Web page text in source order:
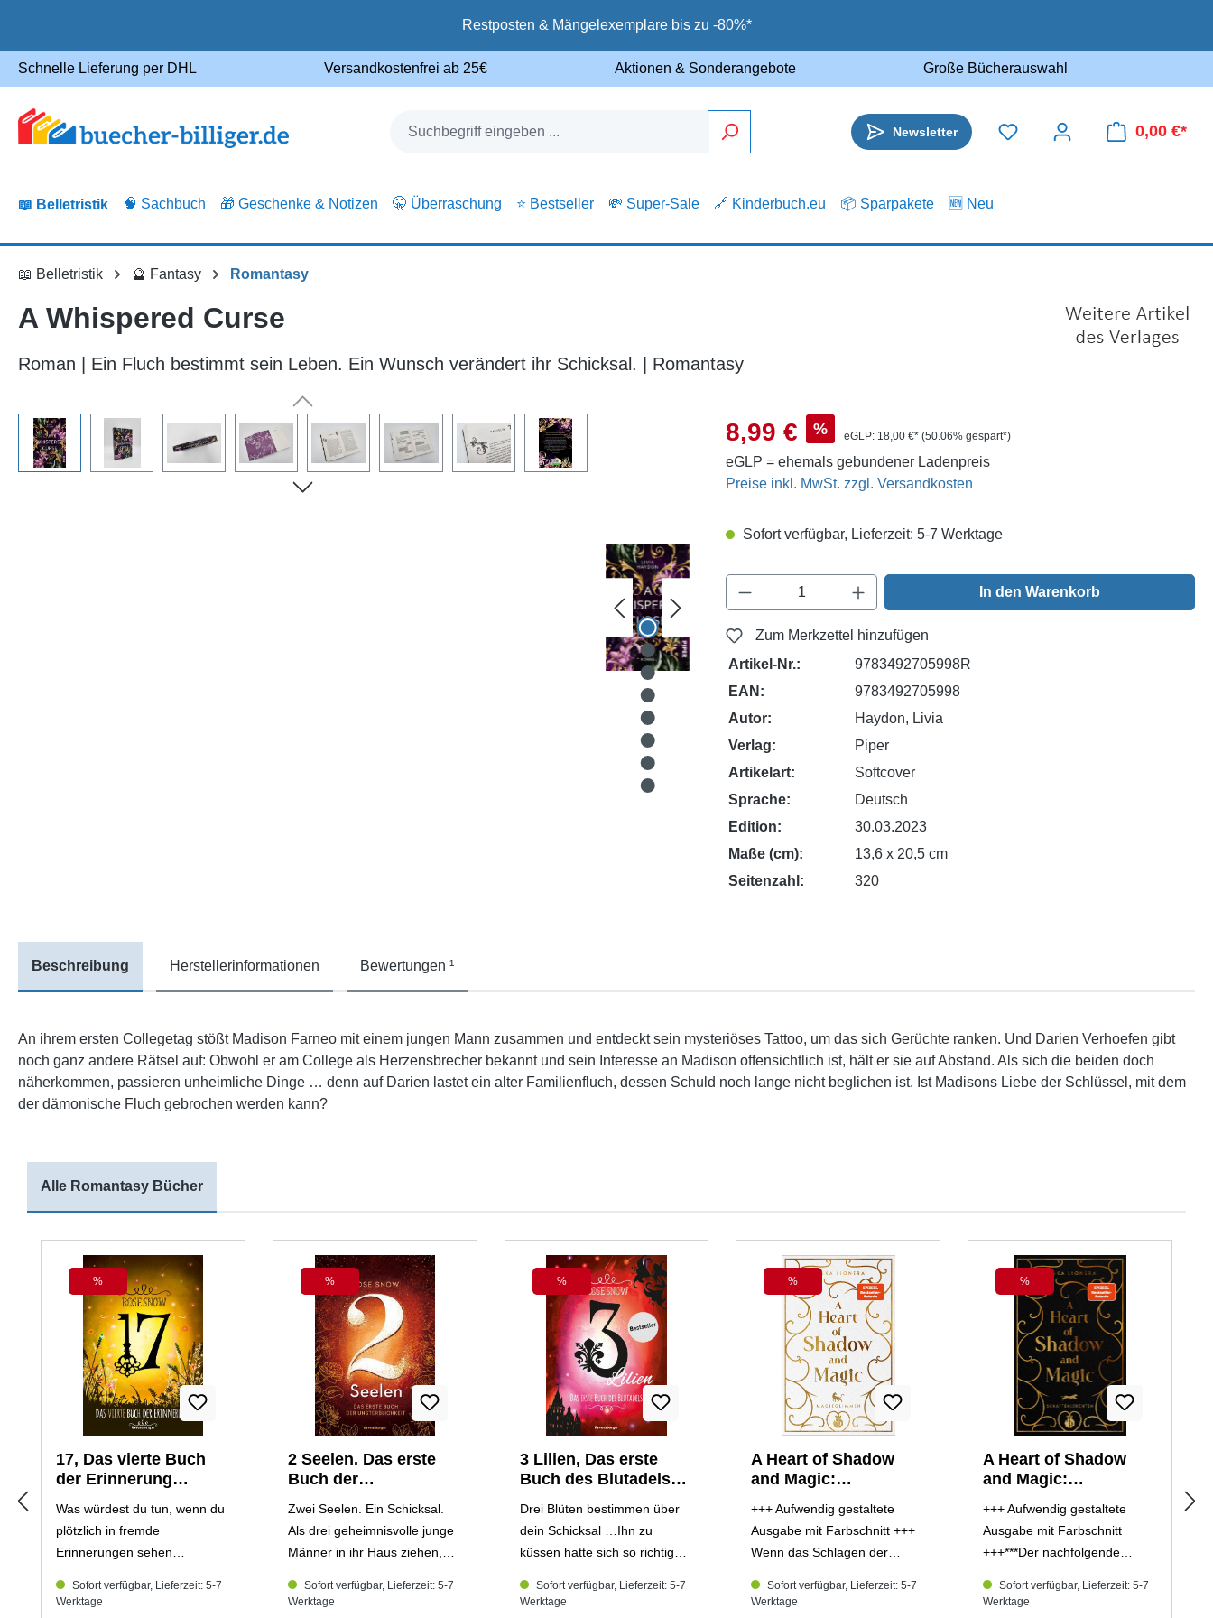
Restposten & Mängelexemplare bis zu -80%*
Schnelle Lieferung per DHL Versandkostenfrei ab 25€ Aktionen & Sonderangebote Große Bücherauswahl
Newsletter 0,00 €*
📖 Belletristik 🧠 Sachbuch 🎁 Geschenke & Notizen 🤫 Überraschung ⭐ Bestseller 💸 Super-Sale 🔗 Kinderbuch.eu 📦 Sparpakete 🆕 Neu
📖 Belletristik 🔮 Fantasy Romantasy
A Whispered Curse
Roman | Ein Fluch bestimmt sein Leben. Ein Wunsch verändert ihr Schicksal. | Romantasy
Bildergalerie überspringen Verkaufspreis:
8,99 € % eGLP: 18,00 €* (50.06% gespart*)
eGLP = ehemals gebundener Ladenpreis
Preise inkl. MwSt. zzgl. Versandkosten
Sofort verfügbar, Lieferzeit: 5-7 Werktage
Produkt Anzahl: Gib den gewünschten Wert ein
In den Warenkorb
Zum Merkzettel hinzufügen
Artikel-Nr.:
9783492705998R
EAN:
9783492705998
Autor:
Haydon, Livia
Verlag:
Piper
Artikelart:
Softcover
Sprache:
Deutsch
Edition:
30.03.2023
Maße (cm):
13,6 x 20,5 cm
Seitenzahl:
320
Beschreibung Herstellerinformationen Bewertungen ¹
An ihrem ersten Collegetag stößt Madison Farneo mit einem jungen Mann zusammen und entdeckt sein mysteriöses Tattoo, um das sich Gerüchte ranken. Und Darien Verhoefen gibt
noch ganz andere Rätsel auf: Obwohl er am College als Herzensbrecher bekannt und sein Interesse an Madison offensichtlich ist, hält er sie auf Abstand. Als sich die beiden doch
näherkommen, passieren unheimliche Dinge … denn auf Darien lastet ein alter Familienfluch, dessen Schuld noch lange nicht beglichen ist. Ist Madisons Liebe der Schlüssel, mit dem
der dämonische Fluch gebrochen werden kann?
Alle Romantasy Bücher
Rabatt
%
17, Das vierte Buch
der Erinnerung
Was würdest du tun, wenn du
plötzlich in fremde
Erinnerungen sehen
der zauberhaften Geschichte
Sofort verfügbar, Lieferzeit: 5-7
Werktage
Rabatt
%
2 Seelen. Das erste
Buch der
(Mängelexemplar)
Zwei Seelen. Ein Schicksal.
Als drei geheimnisvolle junge
Männer in ihr Haus ziehen,
verwirrender als ohnehin
Sofort verfügbar, Lieferzeit: 5-7
Werktage
Rabatt
%
3 Lilien, Das erste
Buch des Blutadels
Drei Blüten bestimmen über
dein Schicksal …Ihn zu
küssen hatte sich so richtig
gewesen war. Entdecke die
Sofort verfügbar, Lieferzeit: 5-7
Werktage
Rabatt
%
A Heart of Shadow
and Magic:
wunderschönem
Farbschnitt
(Mängelexemplar)
+++ Aufwendig gestaltete
Ausgabe mit Farbschnitt +++
Wenn das Schlagen der
die Kräfte in dir erwachen
Sofort verfügbar, Lieferzeit: 5-7
Werktage
Rabatt
%
A Heart of Shadow
and Magic:
wunderschönem
Farbschnitt
(Mängelexemplar)
+++ Aufwendig gestaltete
Ausgabe mit Farbschnitt
+++***Der nachfolgende
das Ende von »A Heart of
Sofort verfügbar, Lieferzeit: 5-7
Werktage